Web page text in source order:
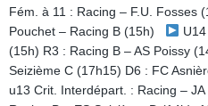
Fém. à 11 : Racing – F.U. Fosses
Pouchet – Racing B (15h)
(15h) R3 : Racing B – AS Poissy
Seizième C (17h15) D6 : FC
u13 Crit. Interdépart. : Racing –